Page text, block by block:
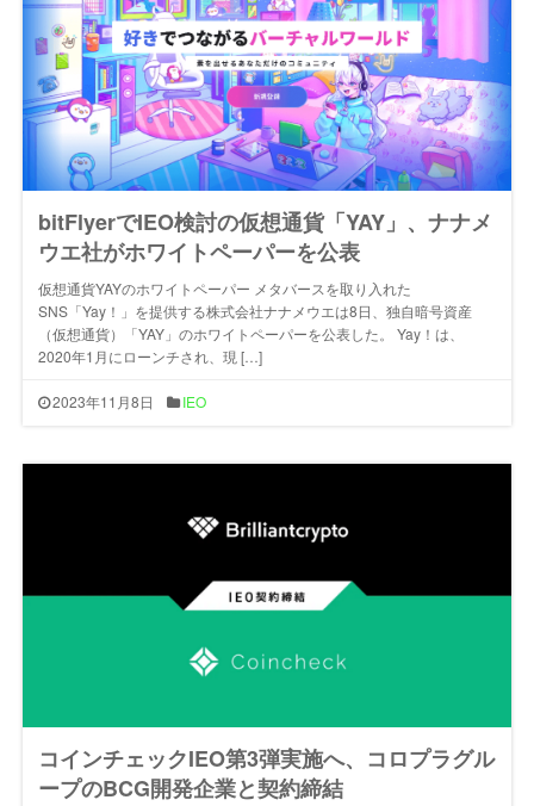
bitFlyerでIEO検討の仮想通貨「YAY」、ナナメ
ウエ社がホワイトペーパーを公表
仮想通貨YAYのホワイトペーパー メタバースを取り入れた
SNS「Yay！」を提供する株式会社ナナメウエは8日、独自暗号資産
（仮想通貨）「YAY」のホワイトペーパーを公表した。 Yay！は、
2020年1月にローンチされ、現 […]
2023年11月8日 IEO
コインチェックIEO第3弾実施へ、コロプラグル
ープのBCG開発企業と契約締結